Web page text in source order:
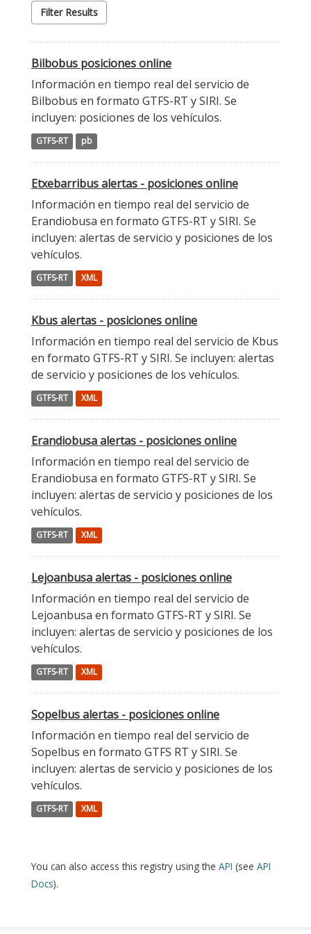
Filter Results
Bilbobus posiciones online
Información en tiempo real del servicio de
Bilbobus en formato GTFS-RT y SIRI. Se
incluyen: posiciones de los vehículos.
GTFS-RT pb
Etxebarribus alertas - posiciones online
Información en tiempo real del servicio de
Erandiobusa en formato GTFS-RT y SIRI. Se
incluyen: alertas de servicio y posiciones de los
vehículos.
GTFS-RT XML
Kbus alertas - posiciones online
Información en tiempo real del servicio de Kbus
en formato GTFS-RT y SIRI. Se incluyen: alertas
de servicio y posiciones de los vehículos.
GTFS-RT XML
Erandiobusa alertas - posiciones online
Información en tiempo real del servicio de
Erandiobusa en formato GTFS-RT y SIRI. Se
incluyen: alertas de servicio y posiciones de los
vehículos.
GTFS-RT XML
Lejoanbusa alertas - posiciones online
Información en tiempo real del servicio de
Lejoanbusa en formato GTFS-RT y SIRI. Se
incluyen: alertas de servicio y posiciones de los
vehículos.
GTFS-RT XML
Sopelbus alertas - posiciones online
Información en tiempo real del servicio de
Sopelbus en formato GTFS RT y SIRI. Se
incluyen: alertas de servicio y posiciones de los
vehículos.
GTFS-RT XML
You can also access this registry using the API (see API
Docs).